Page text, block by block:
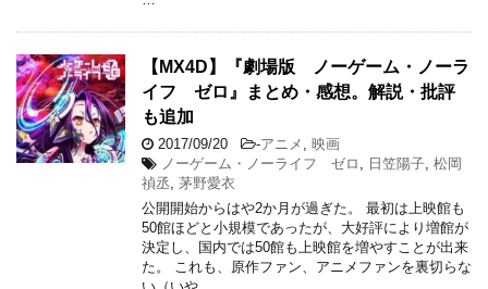
【MX4D】『劇場版 ノーゲーム・ノーラ
イフ ゼロ』まとめ・感想。解説・批評
も追加
2017/09/20 -アニメ
映画
ノーゲーム・ノーライフ ゼロ
日笠陽子 松岡
禎丞 茅野愛衣
公開開始からはや2か月が過ぎた。 最初は上映館も
50館ほどと小規模であったが、大好評により増館が
決定し、国内では50館も上映館を増やすことが出来
た。 これも、原作ファン、アニメファンを裏切らな